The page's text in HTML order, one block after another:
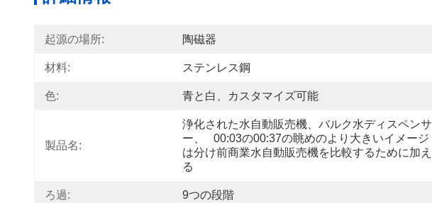
起源の場所: 陶磁器
材料: ステンレス鋼
色: 青と白、カスタマイズ可能
製品名:
浄化された水自動販売機、バルク水ディスペンサ
ー、   00:03の00:37の眺めのより大きいイメージ
は分け前商業水自動販売機を比較するために加え
る
ろ過: 9つの段階